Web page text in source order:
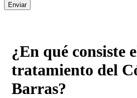
¿En qué consiste
tratamiento del
Barras?